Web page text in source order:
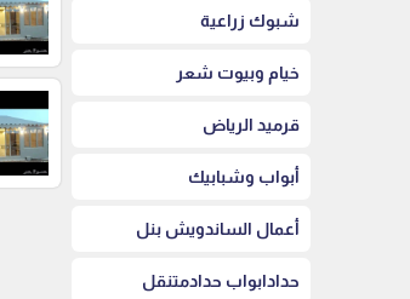
شبوك زراعية
خيام وبيوت شعر
قرميد الرياض
أبواب وشبابيك
أعمال الساندويش بنل
حدادابواب حدادمتنقل